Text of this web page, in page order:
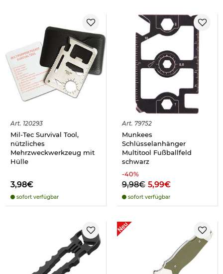
Art. 120293
Mil-Tec Survival Tool,
nützliches
Mehrzweckwerkzeug mit
Hülle
3,98€
sofort verfügbar
Art. 79752
Munkees
Schlüsselanhänger
Multitool Fußballfeld
schwarz
-40%
9,98€ 5,99€
sofort verfügbar